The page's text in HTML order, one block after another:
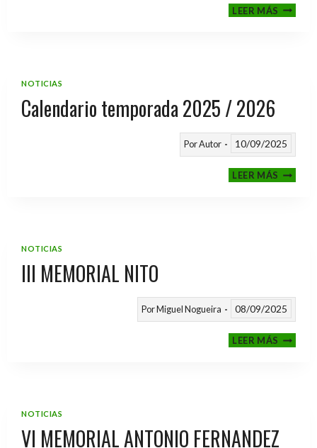
LEER MÁSFASE
NOTICIAS
Calendario temporada 2025 / 2026
PorAutor 10/09/2025
LEER MÁS
NOTICIAS
III MEMORIAL NITO
PorMiguel Nogueira 08/09/2025
LEER MÁSIII
NOTICIAS
VI MEMORIAL ANTONIO FERNANDEZ